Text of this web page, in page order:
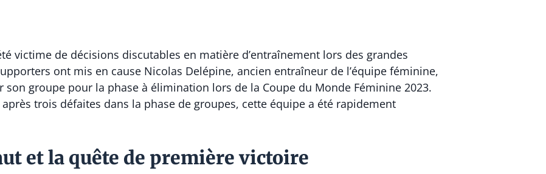
victime de décisions discutables en matière d’entraînement lors des grandes
ont mis en cause Nicolas Delépine, ancien entraîneur de l’équipe féminine,
son groupe pour la phase à élimination lors de la Coupe du Monde Féminine 2023.
après trois défaites dans la phase de groupes, cette équipe a été rapidement
et la quête de première victoire